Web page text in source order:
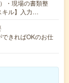
・現場の書類整
キル】入力…
きればOKのお仕